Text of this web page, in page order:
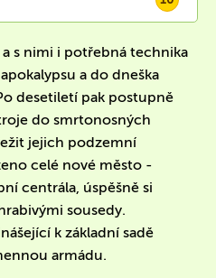
s nimi i potřebná technika
a do dneška
desetiletí pak postupně
do smrtonosných
jejich podzemní
celé nové město -
centrála, úspěšně si
sousedy.
k základní sadě
armádu.